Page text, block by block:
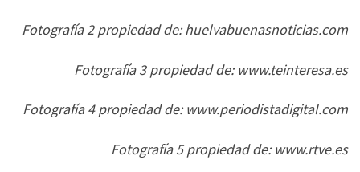
Fotografía 2 propiedad de: huelvabuenasnoticias.com
Fotografía 3 propiedad de: www.teinteresa.es
Fotografía 4 propiedad de: www.periodistadigital.com
Fotografía 5 propiedad de: www.rtve.es